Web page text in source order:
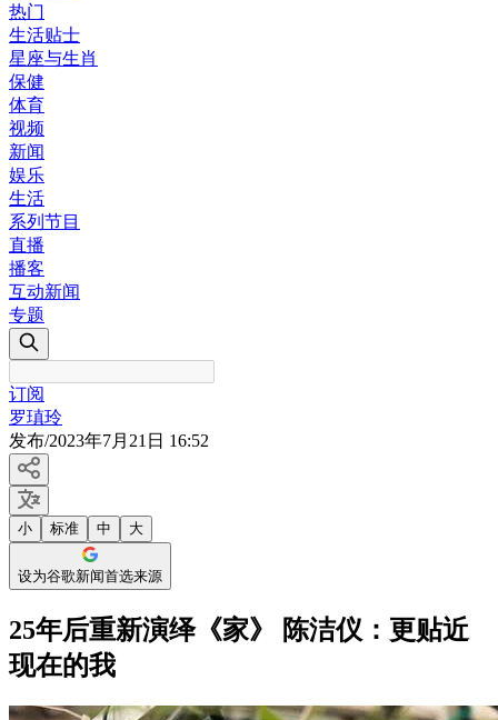
热门
生活贴士
星座与生肖
保健
体育
视频
新闻
娱乐
生活
系列节目
直播
播客
互动新闻
专题
订阅
罗瑱玲
发布/2023年7月21日 16:52
小 标准 中 大
设为谷歌新闻首选来源
25年后重新演绎《家》 陈洁仪：更贴近
现在的我